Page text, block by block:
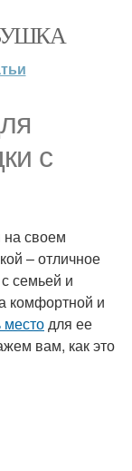
с
на своем
– отличное
семьей и
комфортной и
местодля ее
вам, как это